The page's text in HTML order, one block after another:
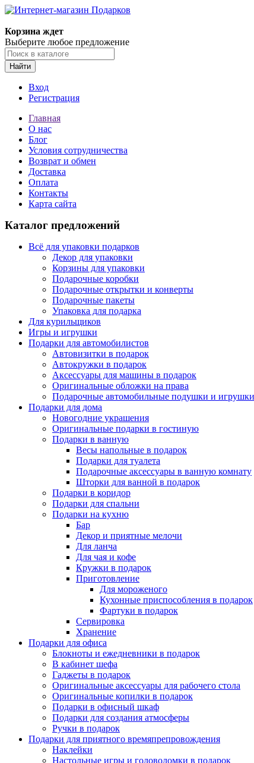
Корзина ждет
Выберите любое предложение
Найти
Вход
Регистрация
Главная
О нас
Блог
Условия сотрудничества
Возврат и обмен
Доставка
Оплата
Контакты
Карта сайта
Каталог предложений
Всё для упаковки подарков
Декор для упаковки
Корзины для упаковки
Подарочные коробки
Подарочные открытки и конверты
Подарочные пакеты
Упаковка для подарка
Для курильщиков
Игры и игрушки
Подарки для автомобилистов
Автовизитки в подарок
Автокружки в подарок
Аксессуары для машины в подарок
Оригинальные обложки на права
Подарочные автомобильные подушки и игрушки
Подарки для дома
Новогодние украшения
Оригинальные подарки в гостиную
Подарки в ванную
Весы напольные в подарок
Подарки для туалета
Подарочные аксессуары в ванную комнату
Шторки для ванной в подарок
Подарки в коридор
Подарки для спальни
Подарки на кухню
Бар
Декор и приятные мелочи
Для ланча
Для чая и кофе
Кружки в подарок
Приготовление
Для мороженого
Кухонные приспособления в подарок
Фартуки в подарок
Сервировка
Хранение
Подарки для офиса
Блокноты и ежедневники в подарок
В кабинет шефа
Гаджеты в подарок
Оригинальные аксессуары для рабочего стола
Оригинальные копилки в подарок
Подарки в офисный шкаф
Подарки для создания атмосферы
Ручки в подарок
Подарки для приятного времяпрепровождения
Наклейки
Настольные игры и головоломки в подарок